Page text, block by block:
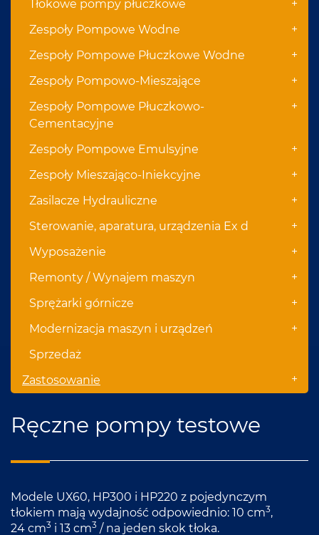
Tłokowe pompy płuczkowe +
Zespoły Pompowe Wodne +
Zespoły Pompowe Płuczkowe Wodne +
Zespoły Pompowo-Mieszające +
Zespoły Pompowe Płuczkowo-
Cementacyjne
+
Zespoły Pompowe Emulsyjne +
Zespoły Mieszająco-Iniekcyjne +
Zasilacze Hydrauliczne +
Sterowanie, aparatura, urządzenia Ex d +
Wyposażenie +
Remonty / Wynajem maszyn +
Sprężarki górnicze +
Modernizacja maszyn i urządzeń +
Sprzedaż
Zastosowanie +
Ręczne pompy testowe
Modele UX60, HP300 i HP220 z pojedynczym
tłokiem mają wydajność odpowiednio: 10 cm3,
24 cm3 i 13 cm3 / na jeden skok tłoka.